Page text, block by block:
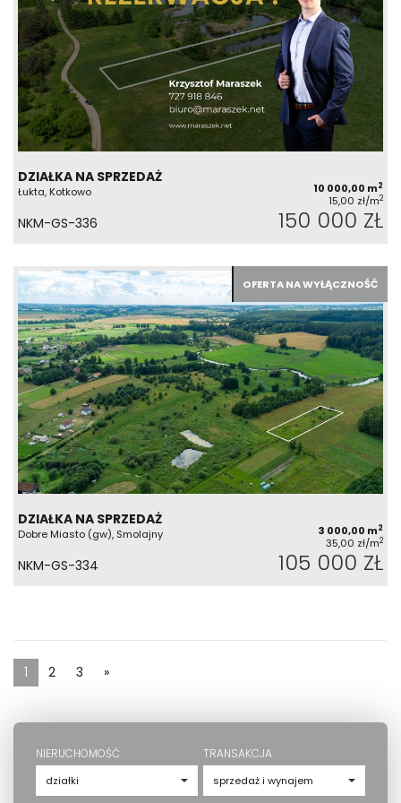
DZIAŁKA NA SPRZEDAŻ
Łukta, Kotkowo 10 000,00 m2
15,00 zł/m2
NKM-GS-336 150 000 ZŁ
OFERTA NA WYŁĄCZNOŚĆ
DZIAŁKA NA SPRZEDAŻ
Dobre Miasto (gw), Smolajny 3 000,00 m2
35,00 zł/m2
NKM-GS-334 105 000 ZŁ
1 2 3 »
NIERUCHOMOŚĆ TRANSAKCJA